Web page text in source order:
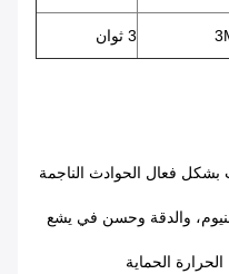
3 ثوان
بشكل فعال الحوادث الناجمة
والدقة وحسن في يشع